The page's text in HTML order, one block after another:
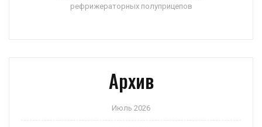
рефрижераторных полуприцепов
Архив
Июль 2026